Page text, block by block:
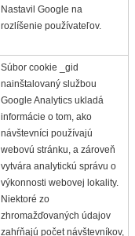
Nastavil Google na
rozlíšenie používateľov.
Súbor cookie _gid
nainštalovaný službou
Google Analytics ukladá
informácie o tom, ako
návštevníci používajú
webovú stránku, a zároveň
vytvára analytickú správu o
výkonnosti webovej lokality.
Niektoré zo
zhromažďovaných údajov
zahŕňajú počet návštevníkov,